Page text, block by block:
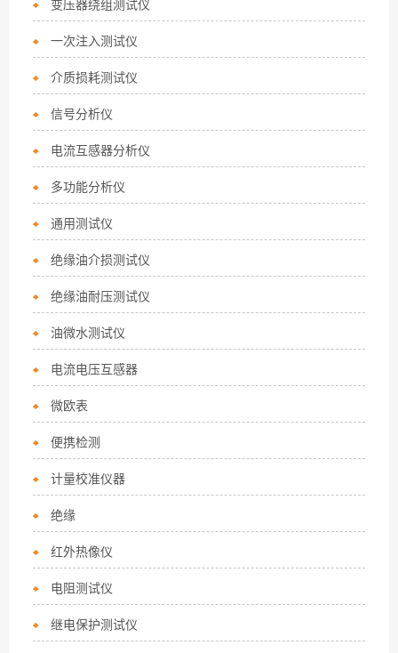
变压器绕组测试仪
一次注入测试仪
介质损耗测试仪
信号分析仪
电流互感器分析仪
多功能分析仪
通用测试仪
绝缘油介损测试仪
绝缘油耐压测试仪
油微水测试仪
电流电压互感器
微欧表
便携检测
计量校准仪器
绝缘
红外热像仪
电阻测试仪
继电保护测试仪